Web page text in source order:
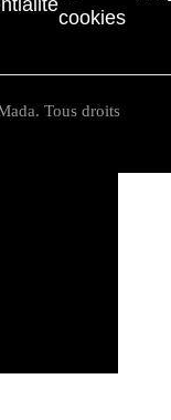
cookies
Tous droits